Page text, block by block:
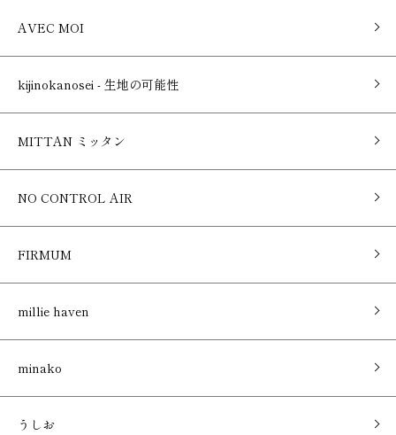
AVEC MOI
kijinokanosei - 生地の可能性
MITTAN ミッタン
NO CONTROL AIR
FIRMUM
millie haven
minako
うしお